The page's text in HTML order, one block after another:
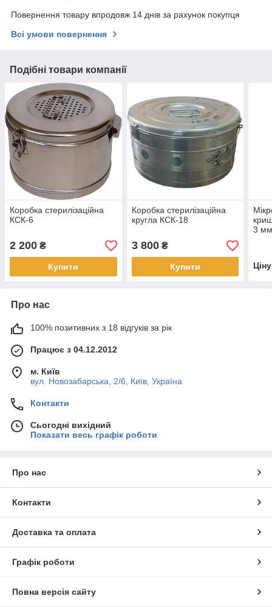
Повернення товару впродовж 14 днів за рахунок покупця
Всі умови повернення
Подібні товари компанії
Коробка стерилізаційна
КСК-6
2 200 ₴
Купити
Коробка стерилізаційна
кругла КСК-18
3 800₴
Купити
3
Про нас
100% позитивних з 18 відгуків за рік
Працює з 04.12.2012
м. Київ
вул. Новозабарська, 2/6, Київ, Україна
Контакти
Сьогодні вихідний
Показати весь графік роботи
Про нас
Контакти
Доставка та оплата
Графік роботи
Повна версія сайту